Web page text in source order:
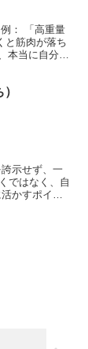
： 「高重量
と筋肉が落ち
当に自分に
示せず、一
ではなく、自
かすポイン